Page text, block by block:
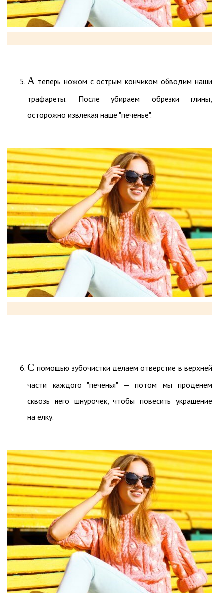
А теперь ножом с острым кончиком обводим наши
трафареты. После убираем обрезки глины,
осторожно извлекая наше "печенье".
С помощью зубочистки делаем отверстие в верхней
части каждого "печенья" — потом мы проденем
сквозь него шнурочек, чтобы повесить украшение
на елку.